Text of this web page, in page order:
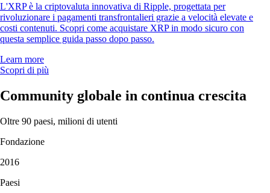
L'XRP è la criptovaluta innovativa di Ripple, progettata per
rivoluzionare i pagamenti transfrontalieri grazie a velocità elevate e
costi contenuti. Scopri come acquistare XRP in modo sicuro con
questa semplice guida passo dopo passo.
Learn more
Scopri di più
Community globale in continua crescita
Oltre 90 paesi, milioni di utenti
Fondazione
2016
Paesi